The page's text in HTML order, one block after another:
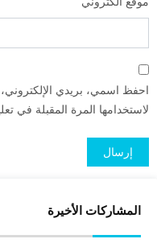
احفظ اسمي، بريدي
لاستخدامها المرة المقبلة في
المشاركات الأخيرة